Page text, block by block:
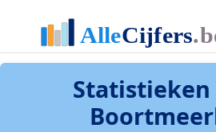
Statistieken